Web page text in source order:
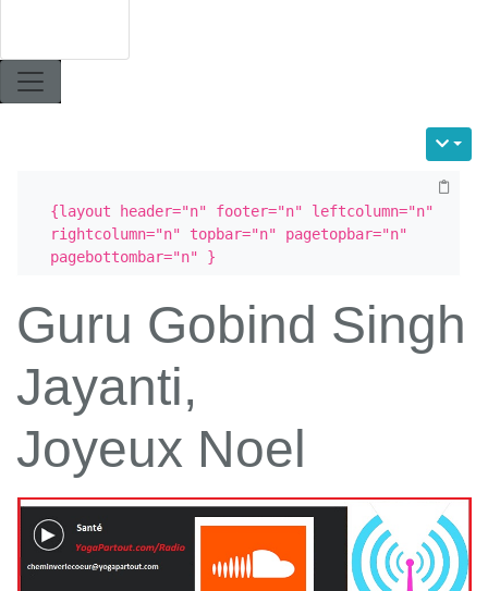
{layout header="n" footer="n" leftcolumn="n"
rightcolumn="n" topbar="n" pagetopbar="n"
pagebottombar="n" }
Guru Gobind Singh
Jayanti,
Joyeux Noel